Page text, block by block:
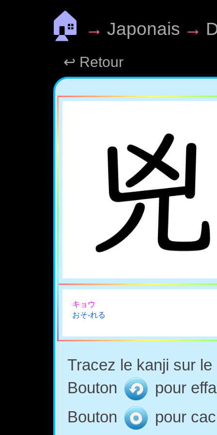
🏠 → Japonais →
↩ Retour
キョウ
おそ-れる
Tracez le kanji sur
Bouton
pour
Bouton
pour